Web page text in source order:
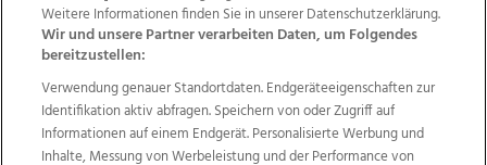
AGB Website
Ehrenkodex Politische Werbung
Weitere Angebote des Medienhauses Wimmer
TV1 di-mog-i.at OÖNow
Ischler Woche
Life Radio
OÖNachrichten OÖN Immobilien
Weitere Informationen finden Sie in unserer Datenschutzerklärung.
Wir und unsere Partner verarbeiten Daten, um Folgendes
bereitzustellen:
Verwendung genauer Standortdaten. Endgeräteeigenschaften zur
Identifikation aktiv abfragen. Speichern von oder Zugriff auf
Informationen auf einem Endgerät. Personalisierte Werbung und
Inhalte, Messung von Werbeleistung und der Performance von